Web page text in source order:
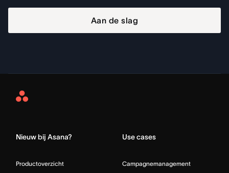
Aan de slag
Asana
Nieuw bij Asana?
Productoverzicht
Use cases
Campagnemanagement